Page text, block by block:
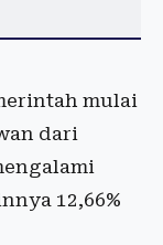
mulai
dari
12,66%